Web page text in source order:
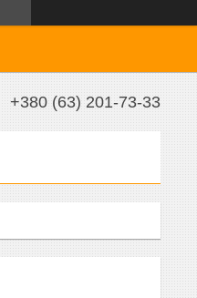
+380 (63) 201-73-33